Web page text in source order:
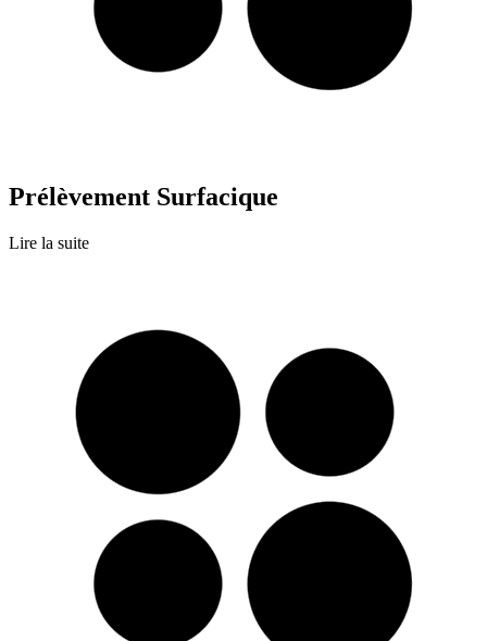
Prélèvement Surfacique
Lire la suite